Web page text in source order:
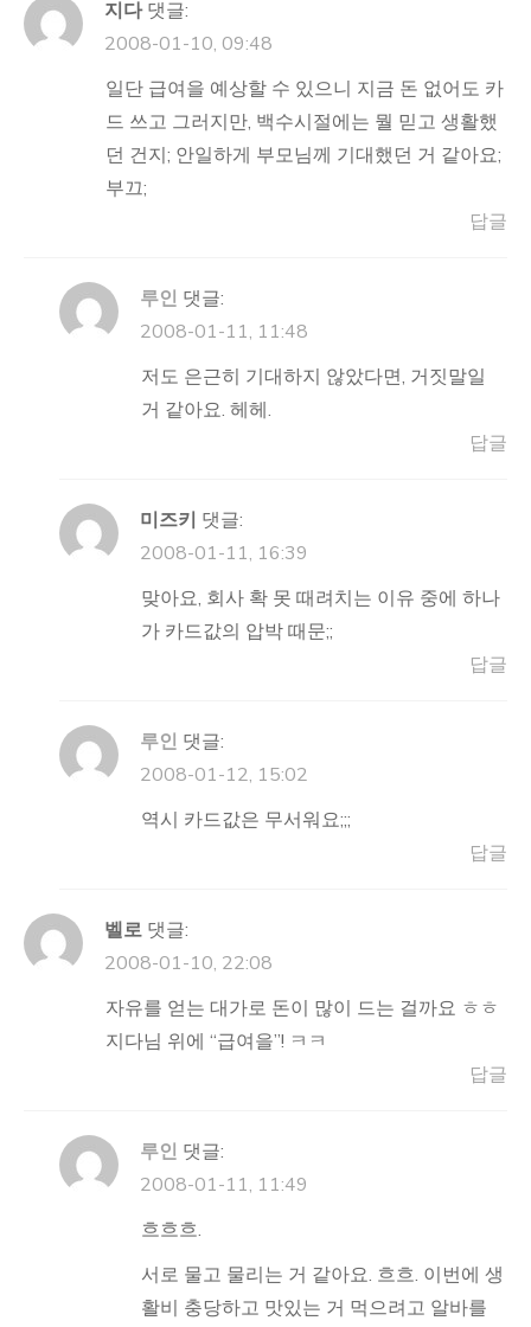
지다 댓글:
2008-01-10, 09:48
일단 급여을 예상할 수 있으니 지금 돈 없어도 카
드 쓰고 그러지만, 백수시절에는 뭘 믿고 생활했
던 건지; 안일하게 부모님께 기대했던 거 같아요;
부끄;
답글
루인 댓글:
2008-01-11, 11:48
저도 은근히 기대하지 않았다면, 거짓말일
거 같아요. 헤헤.
답글
미즈키 댓글:
2008-01-11, 16:39
맞아요, 회사 확 못 때려치는 이유 중에 하나
가 카드값의 압박 때문;;
답글
루인 댓글:
2008-01-12, 15:02
역시 카드값은 무서워요;;;
답글
벨로 댓글:
2008-01-10, 22:08
자유를 얻는 대가로 돈이 많이 드는 걸까요 ㅎㅎ
지다님 위에 “급여을”! ㅋㅋ
답글
루인 댓글:
2008-01-11, 11:49
흐흐흐.
서로 물고 물리는 거 같아요. 흐흐. 이번에 생
활비 충당하고 맛있는 거 먹으려고 알바를